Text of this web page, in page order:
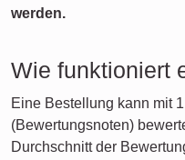
werden.
Wie funktioniert
Eine Bestellung kann mit
(Bewertungsnoten)
Durchschnitt der